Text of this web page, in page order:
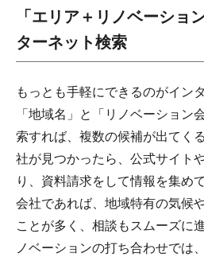
「エリア＋リノベーショ
ターネット検索
もっとも手軽にできるのがイン
「地域名」と「リノベーション
索すれば、複数の候補が出てく
社が見つかったら、公式サイト
り、資料請求をして情報を集め
会社であれば、地域特有の気候
ことが多く、相談もスムーズに
ノベーションの打ち合わせでは